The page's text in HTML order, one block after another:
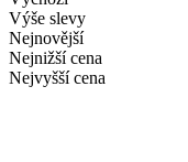
Výše slevy
Nejnovější
Nejnižší cena
Nejvyšší cena